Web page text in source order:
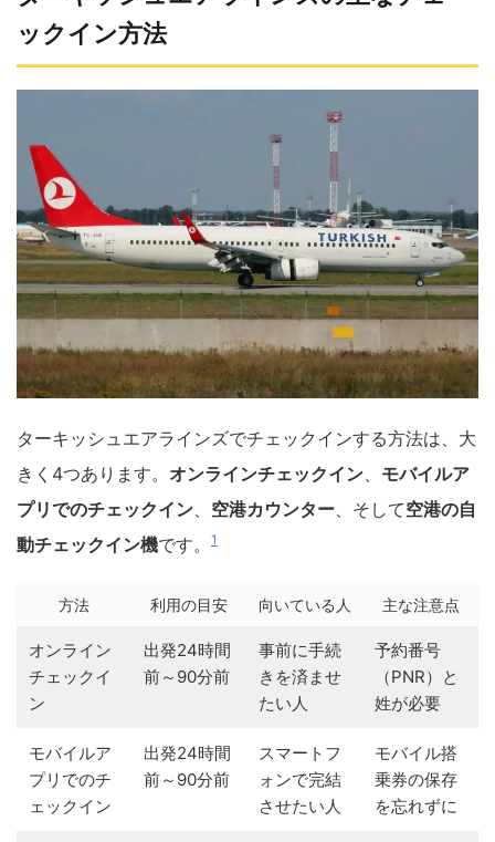
ックイン方法
ターキッシュエアラインズでチェックインする方法は、大
きく4つあります。 オンラインチェックイン
モバイルア
プリでのチェックイン
空港カウンター 、そして空港の自
動チェックイン機です。 1
方法 利用の目安 向いている人 主な注意点
オンライン
チェックイ
ン
出発24時間
前～90分前
事前に手続
きを済ませ
たい人
予約番号
（PNR）と
姓が必要
モバイルア
プリでのチ
ェックイン
出発24時間
前～90分前
スマートフ
ォンで完結
させたい人
モバイル搭
乗券の保存
を忘れずに